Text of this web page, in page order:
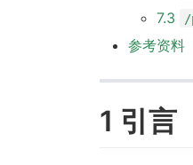
7.3 /
参考资料
1 引言